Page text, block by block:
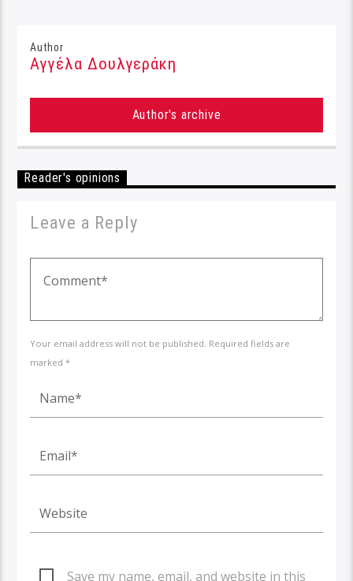
Author
Αγγέλα Δουλγεράκη
Author's archive
Reader's opinions
Leave a Reply
Your email address will not be published. Required fields are
marked *
Save my name, email, and website in this